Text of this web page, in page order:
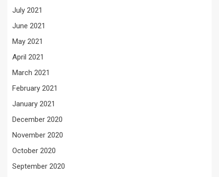
July 2021
June 2021
May 2021
April 2021
March 2021
February 2021
January 2021
December 2020
November 2020
October 2020
September 2020